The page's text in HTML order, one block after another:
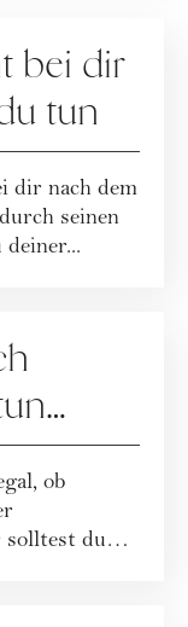
bei dir
tun
dir nach dem
seinen
ob
solltest du